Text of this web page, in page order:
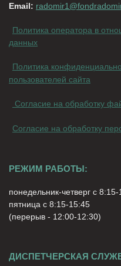
Email:
Политика оператора в
данных
Политика
пользователей сайта
Согласие на обработку
Согласие на обработку
РЕЖИМ РАБОТЫ:
понедельник-четверг с 8:15-
пятница с 8:15-15:45
(перерыв - 12:00-12:30)
ДИСПЕТЧЕРСКАЯ